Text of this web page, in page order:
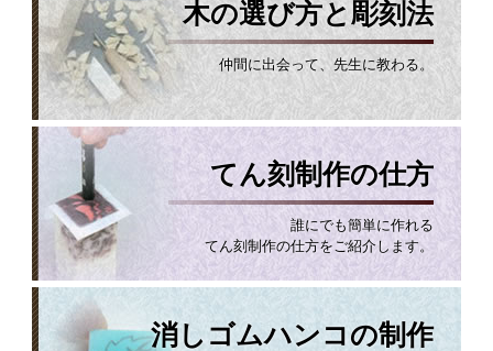
木の選び方と彫刻法
仲間に出会って、先生に教わる。
てん刻制作の仕方
誰にでも簡単に作れる
てん刻制作の仕方をご紹介します。
消しゴムハンコの制作